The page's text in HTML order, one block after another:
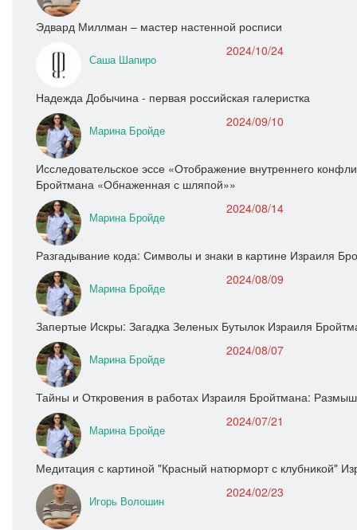
Эдвард Миллман – мастер настенной росписи
Саша Шапиро
2024/10/24
Надежда Добычина - первая российская галеристка
Марина Бройде
2024/09/10
Исследовательское эссе «Отображение внутреннего
Бройтмана «Обнаженная с шляпой»»
Марина Бройде
2024/08/14
Разгадывание кода: Символы и знаки в картине Израиля
Марина Бройде
2024/08/09
Запертые Искры: Загадка Зеленых Бутылок Израиля
Марина Бройде
2024/08/07
Тайны и Откровения в работах Израиля Бройтмана:
Марина Бройде
2024/07/21
Медитация с картиной "Красный натюрморт с клубникой"
Игорь Волошин
2024/02/23